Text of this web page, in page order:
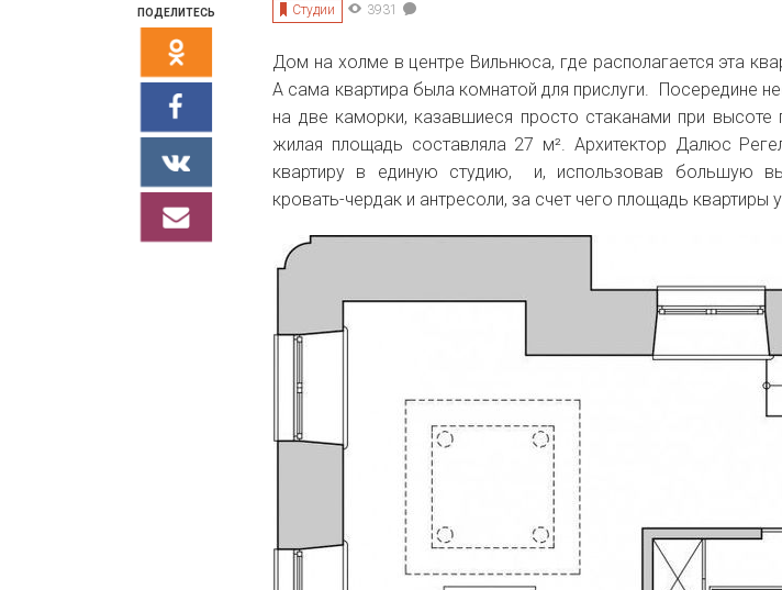
ПОДЕЛИТЕСЬ
Студии 3931
Дом на холме в центре Вильнюса, где располагается эта
А сама квартира была комнатой для прислуги. Посередине
на две каморки, казавшиеся просто стаканами при
жилая площадь составляла 27 м². Архитектор Далюс
квартиру в единую студию, и, использовав большую
кровать-чердак и антресоли, за счет чего площадь квартиры